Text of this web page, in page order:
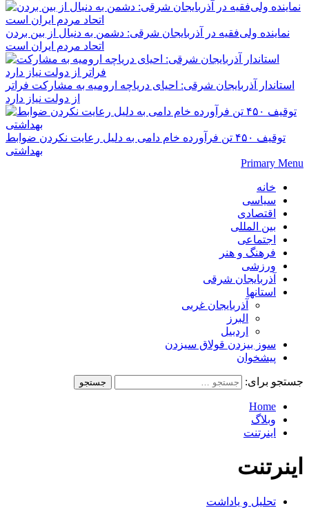
نماینده ولی‌فقیه در آذربایجان شرقی: دشمن به دنبال از بین بردن
اتحاد مردم ایران است
استاندار آذربایجان شرقی: احیای دریاچه ارومیه به مشارکت فراتر
از دولت نیاز دارد
توقیف ۴۵۰ تن فرآورده خام دامی به دلیل رعایت نکردن ضوابط
بهداشتی
Primary Menu
خانه
سیاسی
اقتصادی
بین المللی
اجتماعی
فرهنگ و هنر
ورزشی
آذربایجان شرقی
استانها
آذربایجان غربی
البرز
اردبیل
سوز بیزدن قولاق سیزدن
پیشخوان
جستجو برای:
Home
وبلاگ
اینرتنت
اینرتنت
تحلیل و یاداشت